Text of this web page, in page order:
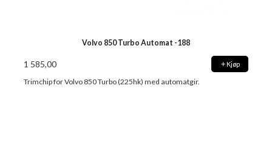
Volvo 850 Turbo Automat -188
1 585,00 Kjøp
Trimchip for Volvo 850 Turbo (225hk) med automatgir.